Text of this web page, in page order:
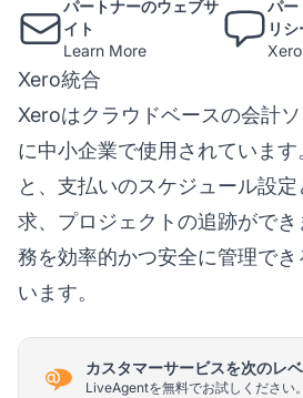
パートナーのウェブサ
イト
Learn More
パー
リシ
Xero統合
Xeroはクラウドベースの会計
に中小企業で使用されていま
と、支払いのスケジュール設
求、プロジェクトの追跡がで
務を効率的かつ安全に管理で
います。
カスタマーサービスを次のレ
LiveAgentを無料でお試しください。